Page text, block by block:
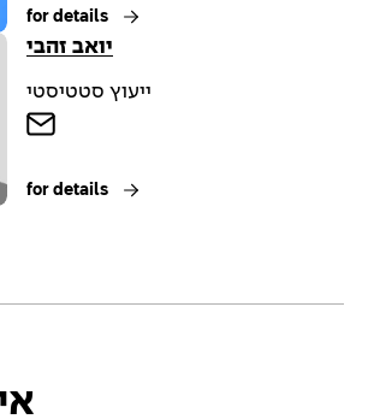
for details
יואב זהבי
ייעוץ סטטיסטי
for details